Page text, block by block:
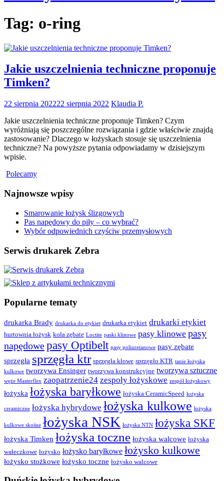
Tag: o-ring
Jakie uszczelnienia techniczne proponuje
Timken?
22 sierpnia 202222 sierpnia 2022 Klaudia P.
Jakie uszczelnienia techniczne proponuje Timken? Czym
wyróżniają się poszczególne rozwiązania i gdzie właściwie znajdą
zastosowanie? Dlaczego w łożyskach stosuje się uszczelnienia
techniczne? Na powyższe pytania odpowiadamy w dzisiejszym
wpisie.
Polecamy
Najnowsze wpisy
Smarowanie łożysk ślizgowych
Pas napędowy do piły – co wybrać?
Wybór odpowiednich czyściw przemysłowych
Serwis drukarek Zebra
Popularne tematy
drukarka Brady drukarka do etykiet drukarka etykiet drukarki etykiet
hurtownia łożysk koła zębate Loctite paski klinowe pasy klinowe pasy
napędowepasy Optibelt pasy poliuretanowe pasy zębate
sprzęgła sprzęgła ktr sprzęgła kłowe sprzęgło KTR tanie łożyska
kulkowe tworzywa Ensinger tworzywa konstrukcyjne tworzywa sztuczne
węże Masterflex zaopatrzenie24 zespoły łożyskowe zespół łożyskowy
łożyska łożyska baryłkowe łożyska CeramicSpeed łożyska
ceramiczne łożyska hybrydowe łożyska kulkowe łożyska
kulkowe skośne łożyska NSK łożyska NTN łożyska SKF
łożyska Timken łożyska toczne łożyska walcowe łożyska
wałeczkowe łożysko łożysko baryłkowe łożysko kulkowe
łożysko stożkowe łożysko toczne łożysko walcowe